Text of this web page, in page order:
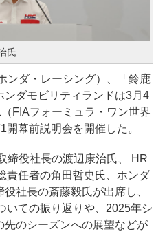
氏
ダ・レーシング）、「鈴鹿
ダモビリティランドは3月4
FIAフォーミュラ・ワン世界
幕前説明会を開催した。
役社長の渡辺康治氏、 HR
責任者の角田哲史氏、ホンダ
社長の斎藤毅氏が出席し、
いての振り返りや、2025年シ
先のシーズンへの展望などが